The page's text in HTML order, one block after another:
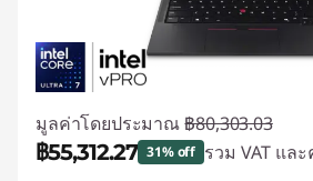
มูลค่าโดยประมาณ ฿80,303.03
฿55,312.27 31% off รวม VAT แล